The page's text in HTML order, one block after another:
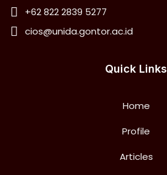
+62 822 2839 5277
cios@unida.gontor.ac.id
Quick Links
Home
Profile
Articles